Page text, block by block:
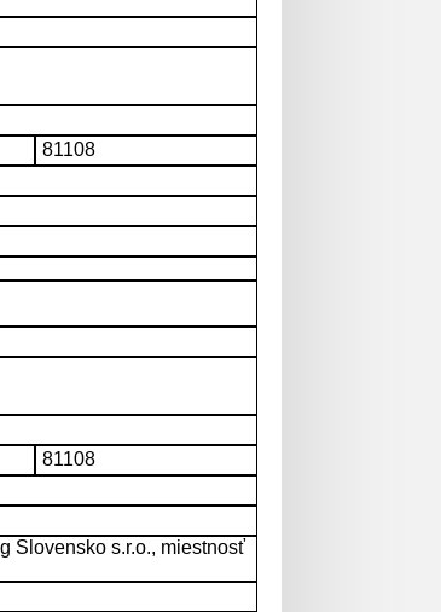
81108
81108
Slovensko s.r.o., miestnosť